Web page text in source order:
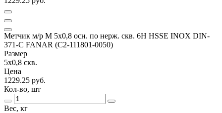
Метчик м/р М 5х0,8 осн. по нерж. скв. 6H HSSE INOX DIN-
371-C FANAR (С2-111801-0050)
Размер
5х0,8 скв.
Цена
1229.25 руб.
Кол-во, шт
Вес, кг